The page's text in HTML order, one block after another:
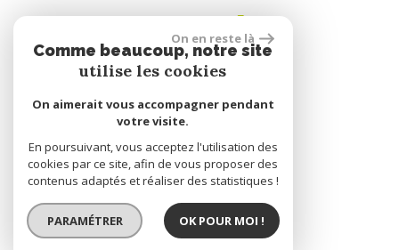
Espace propriétaire
réalisé par
On en reste là
Comme beaucoup, notre site
utilise les cookies
On aimerait vous accompagner pendant
votre visite.
En poursuivant, vous acceptez l'utilisation des
cookies par ce site, afin de vous proposer des
contenus adaptés et réaliser des statistiques !
PARAMÉTRER OK POUR MOI !